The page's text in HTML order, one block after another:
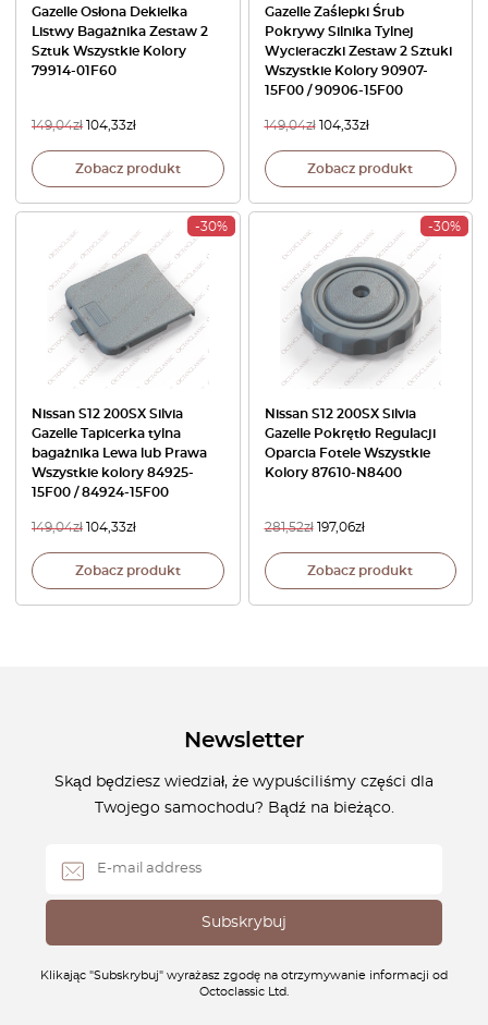
Gazelle Osłona Dekielka
Listwy Bagażnika Zestaw 2
Sztuk Wszystkie Kolory
79914-01F60
149,04zł 104,33zł
Zobacz produkt
Gazelle Zaślepki Śrub
Pokrywy Silnika Tylnej
Wycieraczki Zestaw 2 Sztuki
Wszystkie Kolory 90907-
15F00 / 90906-15F00
149,04zł 104,33zł
Zobacz produkt
-30%
Nissan S12 200SX Silvia
Gazelle Tapicerka tylna
bagażnika Lewa lub Prawa
Wszystkie kolory 84925-
15F00 / 84924-15F00
149,04zł 104,33zł
Zobacz produkt
-30%
Nissan S12 200SX Silvia
Gazelle Pokrętło Regulacji
Oparcia Fotele Wszystkie
Kolory 87610-N8400
281,52zł 197,06zł
Zobacz produkt
Newsletter
Skąd będziesz wiedział, że wypuściliśmy części dla
Twojego samochodu? Bądź na bieżąco.
Klikając "Subskrybuj" wyrażasz zgodę na otrzymywanie informacji od
Octoclassic Ltd.